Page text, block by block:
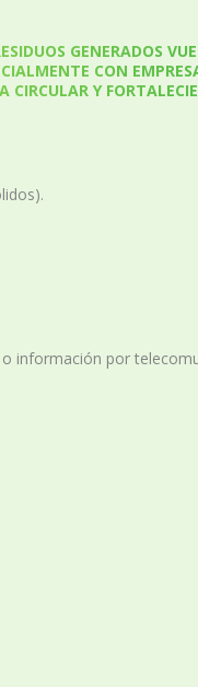
GENERADOS
CON
Y
información por